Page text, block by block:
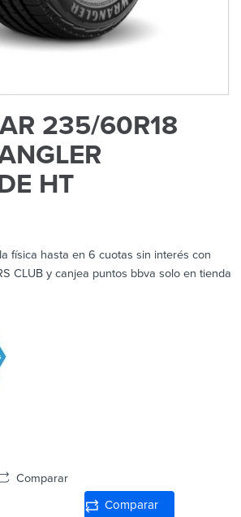
235/60R18
HT
física hasta en 6 cuotas sin interés con
CLUB y canjea puntos bbva solo en tienda
Comparar
Comparar